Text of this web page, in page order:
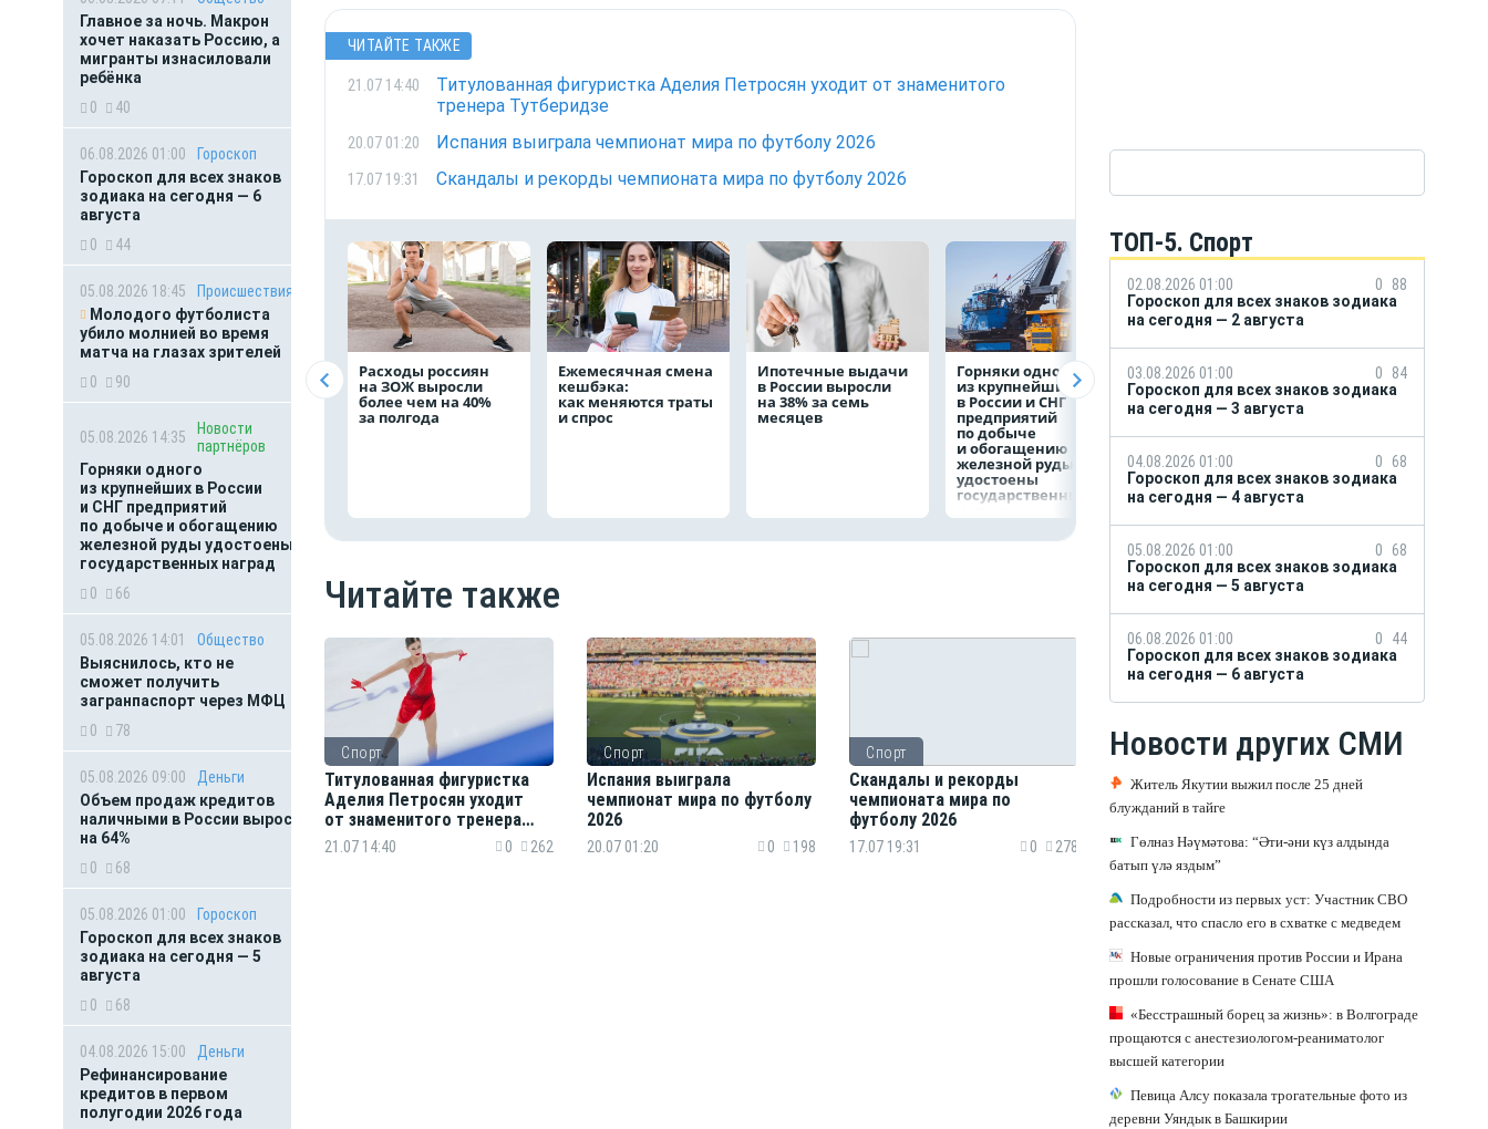
Главное за ночь. Макрон
хочет наказать Россию, а
мигранты изнасиловали
ребёнка
0
40
06.08.2026 01:00
Гороскоп
Гороскоп для всех знаков
зодиака на сегодня — 6
августа
0
44
05.08.2026 18:45
Происшествия
Молодого футболиста
убило молнией во время
матча на глазах зрителей
0
90
05.08.2026 14:35
Новости
партнёров
Горняки одного
из крупнейших в России
и СНГ предприятий
по добыче и обогащению
железной руды удостоены
государственных наград
0
66
05.08.2026 14:01
Общество
Выяснилось, кто не
сможет получить
загранпаспорт через МФЦ
0
78
05.08.2026 09:00
Деньги
Объем продаж кредитов
наличными в России вырос
на 64%
0
68
05.08.2026 01:00
Гороскоп
Гороскоп для всех знаков
зодиака на сегодня — 5
августа
0
68
04.08.2026 15:00
Деньги
Рефинансирование
кредитов в первом
полугодии 2026 года
ЧИТАЙТЕ ТАКЖЕ
21.07 14:40
Титулованная фигуристка Аделия Петросян уходит от знаменитого
тренера Тутберидзе
20.07 01:20 Испания выиграла чемпионат мира по футболу 2026
17.07 19:31 Скандалы и рекорды чемпионата мира по футболу 2026
Расходы россиян
на ЗОЖ выросли
более чем на 40%
за полгода
Ежемесячная смена
кешбэка:
как меняются траты
и спрос
Ипотечные выдачи
в России выросли
на 38% за семь
месяцев
Горняки одного
из крупнейших
в России и СНГ
предприятий
по добыче
и обогащению
железной руды
удостоены
государственных
наград
Объем продаж
кредитов
наличными в России
вырос на 64%
кредитов в
полугодии 2026
Читайте также
Спорт
Титулованная фигуристка
Аделия Петросян уходит
от знаменитого тренера
Тутберидзе
21.07 14:40 0 262
Спорт
Испания выиграла
чемпионат мира по футболу
2026
20.07 01:20 0 198
Спорт
Скандалы и рекорды
чемпионата мира по
футболу 2026
17.07 19:31 0 278
ТОП-5. Спорт
02.08.2026 01:00 0
88
Гороскоп для всех знаков зодиака
на сегодня — 2 августа
03.08.2026 01:00 0
84
Гороскоп для всех знаков зодиака
на сегодня — 3 августа
04.08.2026 01:00 0
68
Гороскоп для всех знаков зодиака
на сегодня — 4 августа
05.08.2026 01:00 0
68
Гороскоп для всех знаков зодиака
на сегодня — 5 августа
06.08.2026 01:00 0
44
Гороскоп для всех знаков зодиака
на сегодня — 6 августа
Новости других СМИ
Житель Якутии выжил после 25 дней
блужданий в тайге
Гөлназ Нәүмәтова: “Әти-әни күз алдында
батып үлә яздым”
Подробности из первых уст: Участник СВО
рассказал, что спасло его в схватке с медведем
Новые ограничения против России и Ирана
прошли голосование в Сенате США
«Бесстрашный борец за жизнь»: в Волгограде
прощаются с анестезиологом-реаниматолог
высшей категории
Певица Алсу показала трогательные фото из
деревни Уяндык в Башкирии